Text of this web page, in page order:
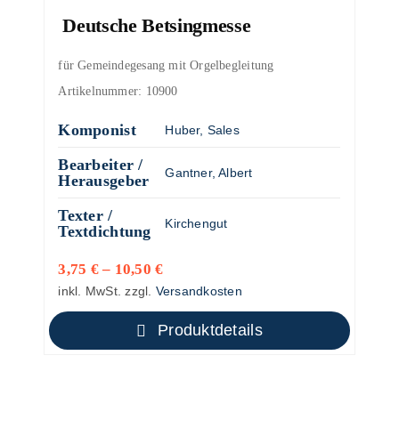
Deutsche Betsingmesse
für Gemeindegesang mit Orgelbegleitung
Artikelnummer: 10900
Komponist Huber, Sales
Bearbeiter /
Herausgeber
Gantner, Albert
Texter /
Textdichtung
Kirchengut
3,75 €– 10,50€
inkl. MwSt. zzgl. Versandkosten
Produktdetails